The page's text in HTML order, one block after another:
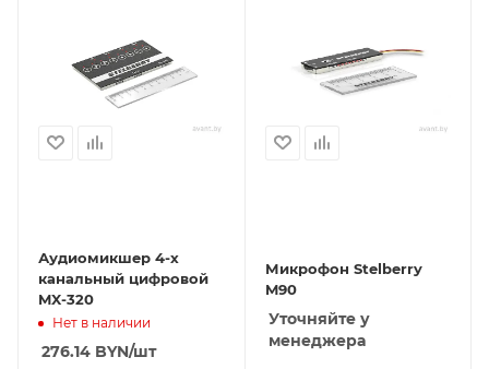
Аудиомикшер 4-х
канальный цифровой
MX-320
Нет в наличии
276.14 BYN/шт
Микрофон Stelberry
M90
Уточняйте у
менеджера